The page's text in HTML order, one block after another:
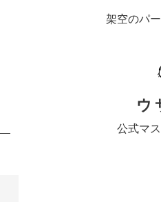
架空のパ
ウ
公式マ